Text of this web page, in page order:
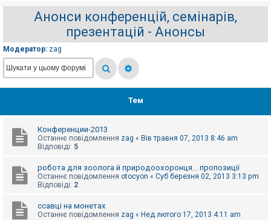
с
р
а
ц
і
Т
м
б
Анонси конференцій, семінарів,
презентацій - Анонсы
Модератор: zag
Тем
Конференции-2013
Останнє повідомлення zag « Вів травня 07, 2013 8:46 am
Відповіді: 5
робота для зоолога й природоохоронця... пропозиції
Останнє повідомлення otocyon « Суб березня 02, 2013 3:13 pm
Відповіді: 2
ссавці на монетах
Останнє повідомлення zag « Нед лютого 17, 2013 4:11 am